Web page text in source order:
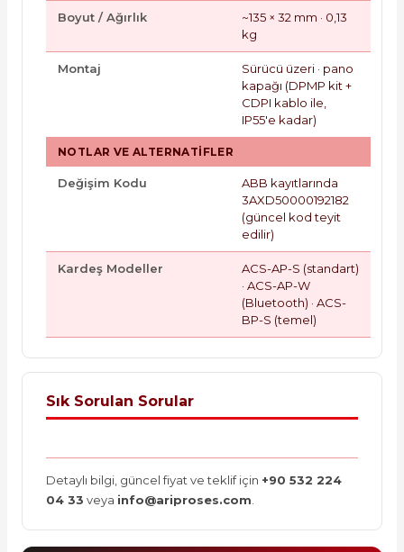
Boyut / Ağırlık
~135 × 32 mm · 0,13
kg
Montaj
Sürücü üzeri · pano
kapağı (DPMP kit +
CDPI kablo ile,
IP55'e kadar)
NOTLAR VE ALTERNATIFLER
Değişim Kodu
ABB kayıtlarında
3AXD50000192182
(güncel kod teyit
edilir)
Kardeş Modeller
ACS-AP-S (standart)
· ACS-AP-W
(Bluetooth) · ACS-
BP-S (temel)
Sık Sorulan Sorular
Detaylı bilgi, güncel fiyat ve teklif için +90 532 224
04 33 veya info@ariproses.com